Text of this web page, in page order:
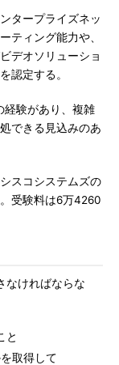
タープライズネッ
ティング能力や、
デオソリューショ
認定する。
験があり、複雑
できる見込みのあ
スコシステムズの
受験料は6万4260
なければならな
と
取得して